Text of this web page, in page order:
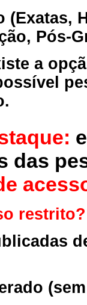
(Exatas,
Pós-
a
das
restrito?